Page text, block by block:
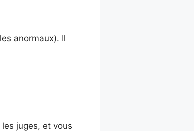
anormaux). Il
juges, et vous